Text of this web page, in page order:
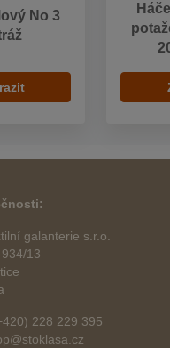
No 3
galanterie s.r.o.
13
228 229 395